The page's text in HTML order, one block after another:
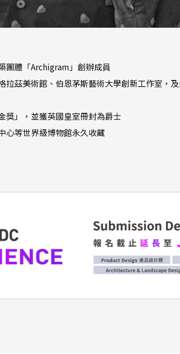
體「Archigram」創辦成員
拉茲美術館、伯恩茅斯藝術大學創新工作室，
獎」，並獲英國皇室冊封為爵士
心等世界級博物館永久收藏